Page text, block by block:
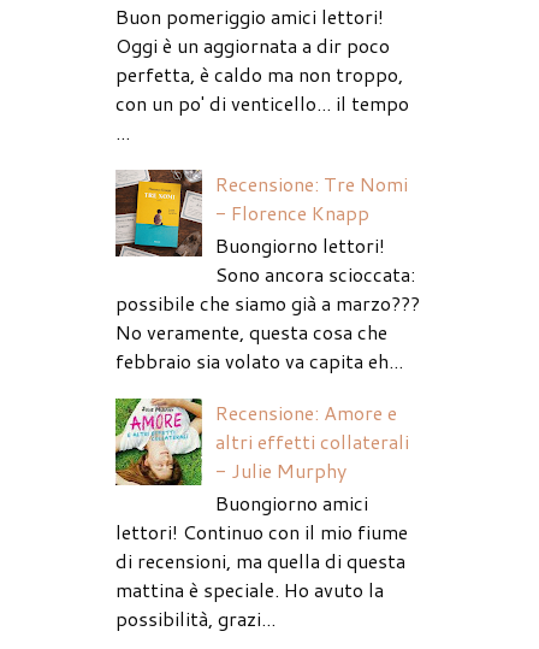
Buon pomeriggio amici lettori!
Oggi è un aggiornata a dir poco
perfetta, è caldo ma non troppo,
con un po' di venticello... il tempo
...
Recensione: Tre Nomi
- Florence Knapp
Buongiorno lettori!
Sono ancora scioccata:
possibile che siamo già a marzo???
No veramente, questa cosa che
febbraio sia volato va capita eh...
Recensione: Amore e
altri effetti collaterali
- Julie Murphy
Buongiorno amici
lettori! Continuo con il mio fiume
di recensioni, ma quella di questa
mattina è speciale. Ho avuto la
possibilità, grazi...